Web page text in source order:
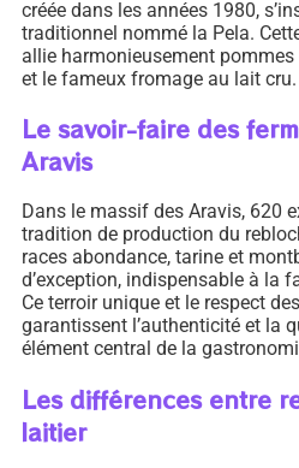
créée dans les années 1980,
traditionnel nommé la Pela.
allie harmonieusement
et le fameux fromage au lait cru.
Le savoir-faire des
Aravis
Dans le massif des Aravis, 620
tradition de production du
races abondance, tarine et
d’exception, indispensable à la
Ce terroir unique et le respect
garantissent l’authenticité et la
élément central de la
Les différences entre
laitier